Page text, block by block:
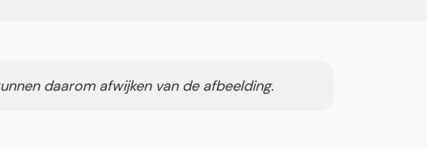
daarom afwijken van de afbeelding.